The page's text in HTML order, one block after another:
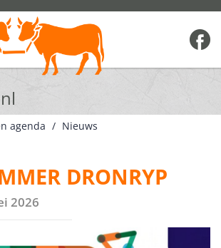
agenda Nieuws
DRONRYP
2026